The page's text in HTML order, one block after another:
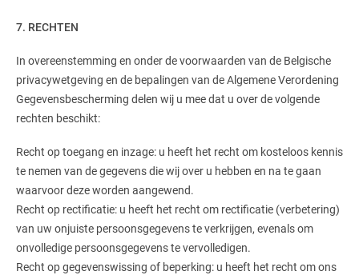
7. RECHTEN
In overeenstemming en onder de voorwaarden van de Belgische
privacywetgeving en de bepalingen van de Algemene Verordening
Gegevensbescherming delen wij u mee dat u over de volgende
rechten beschikt:
Recht op toegang en inzage: u heeft het recht om kosteloos kennis
te nemen van de gegevens die wij over u hebben en na te gaan
waarvoor deze worden aangewend.
Recht op rectificatie: u heeft het recht om rectificatie (verbetering)
van uw onjuiste persoonsgegevens te verkrijgen, evenals om
onvolledige persoonsgegevens te vervolledigen.
Recht op gegevenswissing of beperking: u heeft het recht om ons